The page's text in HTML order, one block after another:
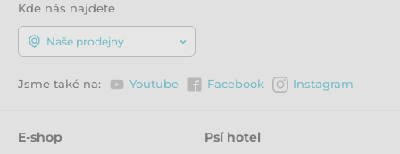
Kde nás najdete
Naše prodejny
Jsme také na: Youtube Facebook Instagram
E-shop Psí hotel